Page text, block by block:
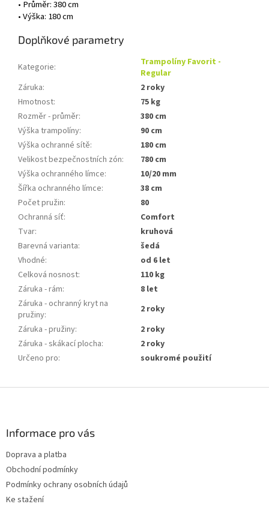
• Průměr: 380 cm
• Výška: 180 cm
Doplňkové parametry
Kategorie:
Trampolíny Favorit -
Regular
Záruka:
2 roky
Hmotnost:
75 kg
Rozměr - průměr:
380 cm
Výška trampolíny:
90 cm
Výška ochranné sítě:
180 cm
Velikost bezpečnostních zón:
780 cm
Výška ochranného límce:
10/20 mm
Šířka ochranného límce:
38 cm
Počet pružin:
80
Ochranná síť:
Comfort
Tvar:
kruhová
Barevná varianta:
šedá
Vhodné:
od 6 let
Celková nosnost:
110 kg
Záruka - rám:
8 let
Záruka - ochranný kryt na
pružiny:
2 roky
Záruka - pružiny:
2 roky
Záruka - skákací plocha:
2 roky
Určeno pro: soukromé použití
Informace pro vás
Doprava a platba
Obchodní podmínky
Podmínky ochrany osobních údajů
Ke stažení